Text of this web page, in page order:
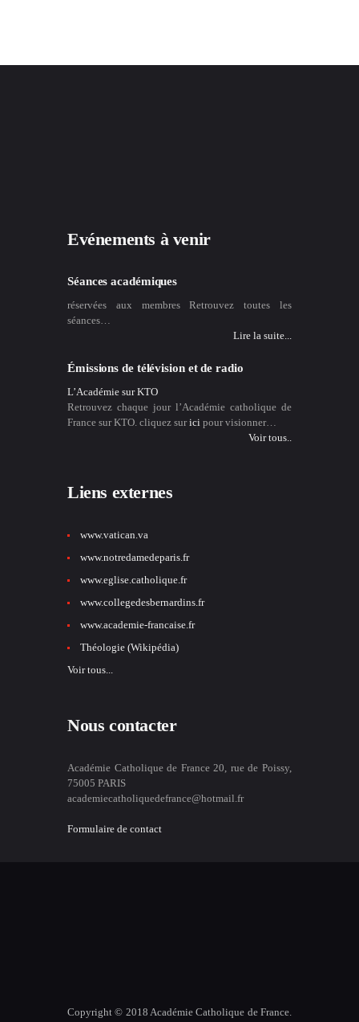
Evénements à venir
Séances académiques
réservées aux membres Retrouvez toutes les
séances…
Lire la suite...
Émissions de télévision et de radio
L’Académie sur KTO
Retrouvez chaque jour l’Académie catholique de
France sur KTO. cliquez surici pour visionner…
Voir tous..
Liens externes
www.vatican.va
www.notredamedeparis.fr
www.eglise.catholique.fr
www.collegedesbernardins.fr
www.academie-francaise.fr
Théologie (Wikipédia)
Voir tous...
Nous contacter
Académie Catholique de France 20, rue de Poissy,
75005 PARIS
academiecatholiquedefrance@hotmail.fr
Formulaire de contact
Copyright © 2018 Académie Catholique de France.